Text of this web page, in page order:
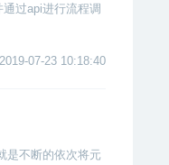
过api进行流程调
2019-07-23 10:18:40
是不断的依次将元